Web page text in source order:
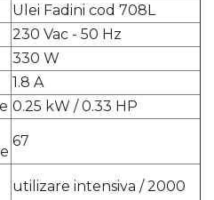
Ulei Fadini cod 708L
230 Vac - 50 Hz
330 W
1.8 A
0.25 kW / 0.33 HP
67
utilizare intensiva / 2000